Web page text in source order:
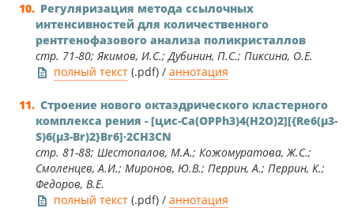
Регуляризация метода ссылочных
интенсивностей для количественного
рентгенофазового анализа поликристаллов
стр. 71-80; Якимов, И.С.; Дубинин, П.С.; Пиксина, О.Е.
полный текст (.pdf) / аннотация
Строение нового октаэдрического кластерного
комплекса рения - [цис-Ca(OPPh3)4(H2O)2][{Re6(μ3-
S)6(μ3-Br)2}Br6]·2CH3CN
стр. 81-88; Шестопалов, М.А.; Кожомуратова, Ж.С.;
Смоленцев, А.И.; Миронов, Ю.В.; Перрин, А.; Перрин, К.;
Федоров, В.Е.
полный текст (.pdf) / аннотация